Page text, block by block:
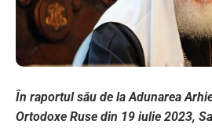
În raportul său de la Adunarea
Ortodoxe Ruse din 19 iulie 2023,